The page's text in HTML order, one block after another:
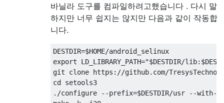
바닐라 도구를 컴파일하려고했습니다 . 다시 말
하지만 너무 쉽지는 않지만 다음과 같이 작동합
니다.
DESTDIR=$HOME/android_selinux
export LD_LIBRARY_PATH="$DESTDIR/
git clone https://github.com/
cd setools3
./configure --prefix=$DESTDIR/usr --with-